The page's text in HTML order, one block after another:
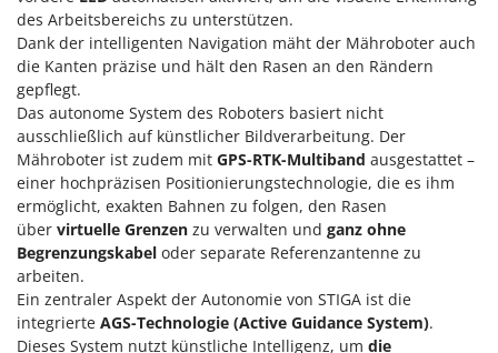
U
Udor
Unger
V
Verdemax
Vesco
Volpi
W
Waldner
Weber
des Arbeitsbereichs zu unterstützen.
Dank der intelligenten Navigation mäht der Mähroboter auch
die Kanten präzise und hält den Rasen an den Rändern
gepflegt.
Das autonome System des Roboters basiert nicht
ausschließlich auf künstlicher Bildverarbeitung. Der
Mähroboter ist zudem mit GPS-RTK-Multiband ausgestattet –
einer hochpräzisen Positionierungstechnologie, die es ihm
ermöglicht, exakten Bahnen zu folgen, den Rasen
über virtuelle Grenzen zu verwalten und ganz ohne
Begrenzungskabel oder separate Referenzantenne zu
arbeiten.
Ein zentraler Aspekt der Autonomie von STIGA ist die
integrierte AGS-Technologie (Active Guidance System).
Dieses System nutzt künstliche Intelligenz, um die